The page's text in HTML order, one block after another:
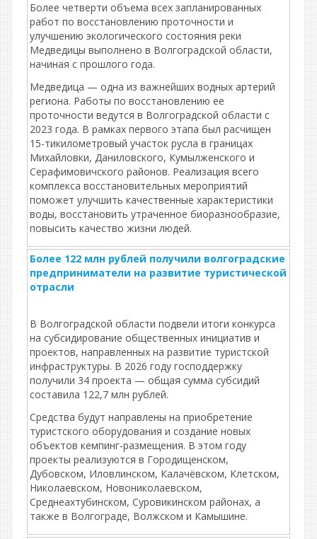
Более четверти объема всех запланированных
работ по восстановлению проточности и
улучшению экологического состояния реки
Медведицы выполнено в Волгоградской области,
начиная с прошлого года.
Медведица — одна из важнейших водных артерий
региона. Работы по восстановлению ее
проточности ведутся в Волгоградской области с
2023 года. В рамках первого этапа был расчищен
15-тикилометровый участок русла в границах
Михайловки, Даниловского, Кумылженского и
Серафимовичского районов. Реализация всего
комплекса восстановительных мероприятий
поможет улучшить качественные характеристики
воды, восстановить утраченное биоразнообразие,
повысить качество жизни людей.
Более 122 млн рублей получили волгоградские
предприниматели на развитие туристической
отрасли
В Волгоградской области подвели итоги конкурса
на субсидирование общественных инициатив и
проектов, направленных на развитие туристской
инфраструктуры. В 2026 году господдержку
получили 34 проекта — общая сумма субсидий
составила 122,7 млн рублей.
Средства будут направлены на приобретение
туристского оборудования и создание новых
объектов кемпинг‑размещения. В этом году
проекты реализуются в Городищенском,
Дубовском, Иловлинском, Калачёвском, Клетском,
Николаевском, Новониколаевском,
Среднеахтубинском, Суровикинском районах, а
также в Волгограде, Волжском и Камышине.